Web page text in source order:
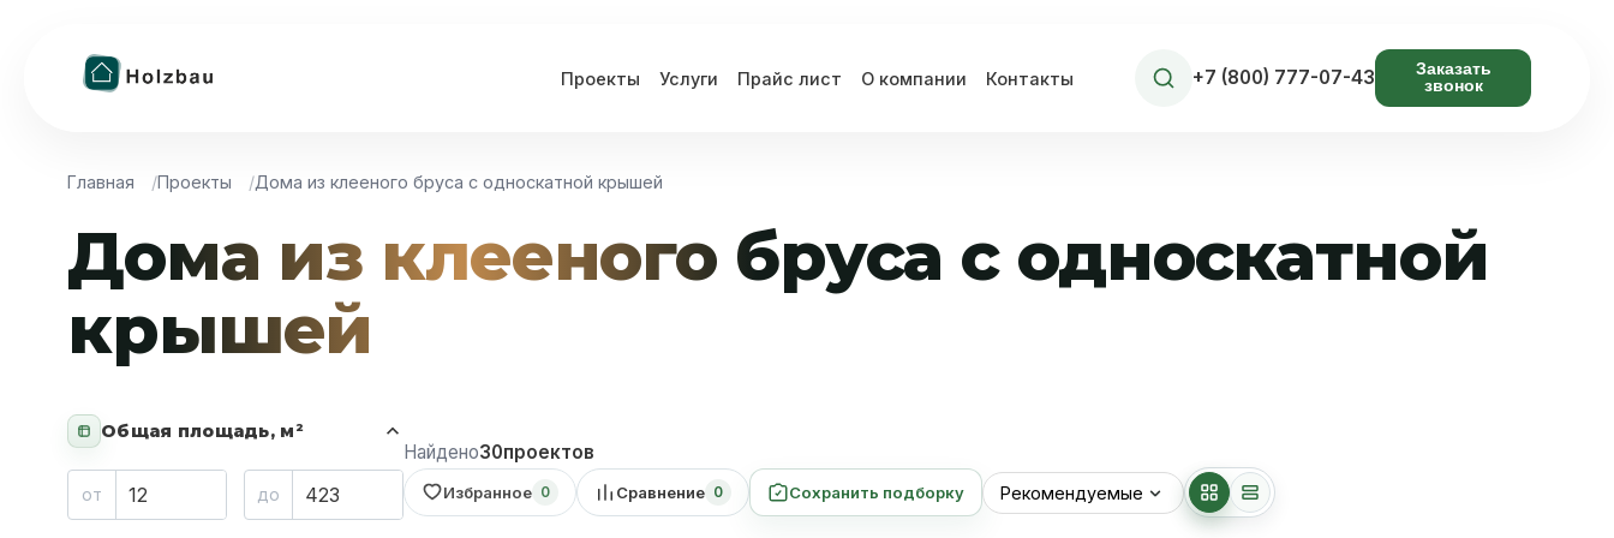
Проекты Услуги Прайс лист О компании Контакты +7 (800) 777-07-43
Заказать
звонок
Главная Проекты Дома из клееного бруса с односкатной крышей
Дома из клееного бруса с односкатной
крышей
Общая площадь, м²
от до
Найдено30проектов
Избранное 0 Сравнение 0 Сохранить подборку